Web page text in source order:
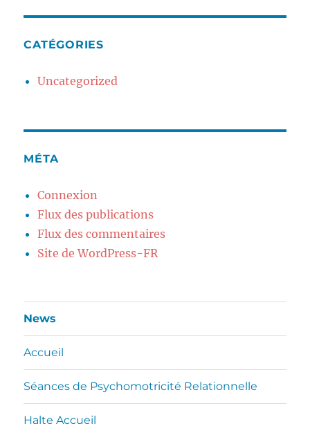
CATÉGORIES
Uncategorized
MÉTA
Connexion
Flux des publications
Flux des commentaires
Site de WordPress-FR
News
Accueil
Séances de Psychomotricité Relationnelle
Halte Accueil